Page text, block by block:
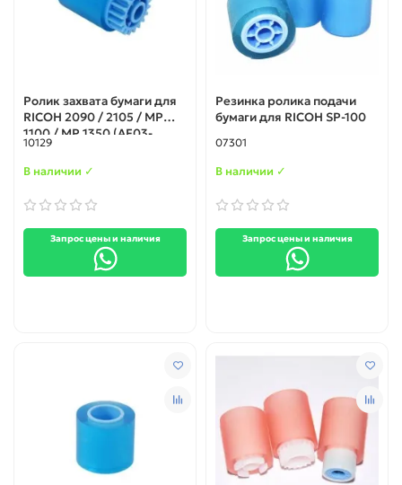
Ролик захвата бумаги для
RICOH 2090 / 2105 / MP
1100 / MP 1350 (AF03-
0080)
10129
В наличии ✓
Запрос цены и наличия
Резинка ролика подачи
бумаги для RICOH SP-100
07301
В наличии ✓
Запрос цены и наличия